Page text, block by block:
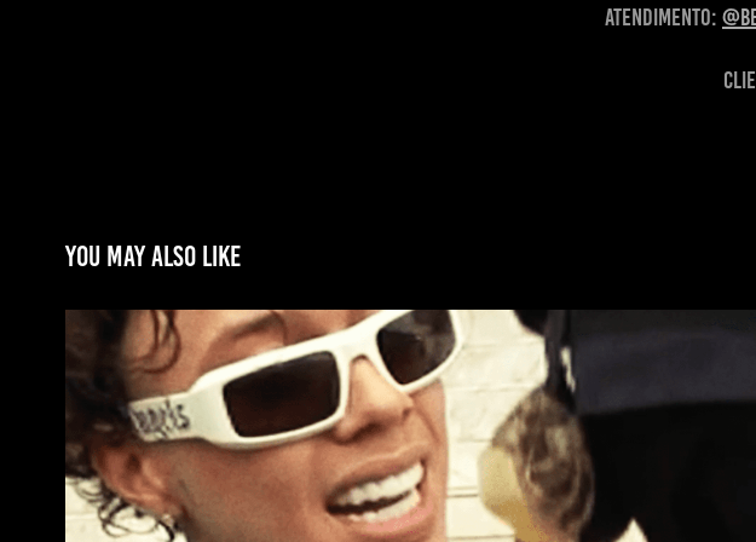
Atendimento:
You may also like
Edit Teto - Festival CENA 2K23